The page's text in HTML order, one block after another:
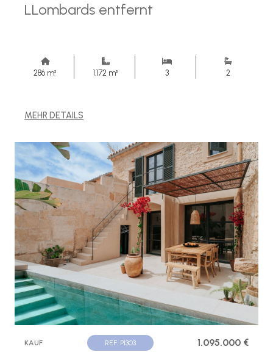
LLombards entfernt
286 m² 1.172 m² 3 2
MEHR DETAILS
KAUF REF. P1303 1.095.000 €